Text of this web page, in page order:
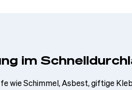
im
wie Schimmel, Asbest, giftige